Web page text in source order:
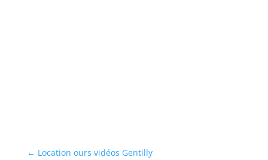
← Location ours vidéos Gentilly